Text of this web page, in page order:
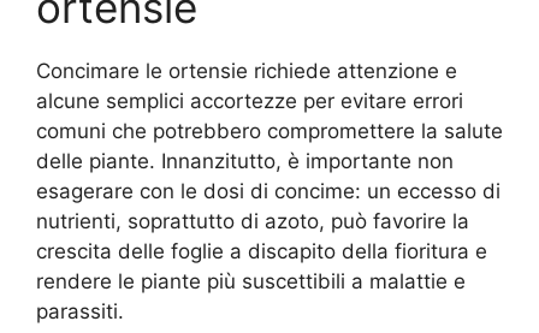
Concimare le ortensie richiede attenzione e
alcune semplici accortezze per evitare errori
comuni che potrebbero compromettere la salute
delle piante. Innanzitutto, è importante non
esagerare con le dosi di concime: un eccesso di
nutrienti, soprattutto di azoto, può favorire la
crescita delle foglie a discapito della fioritura e
rendere le piante più suscettibili a malattie e
parassiti.